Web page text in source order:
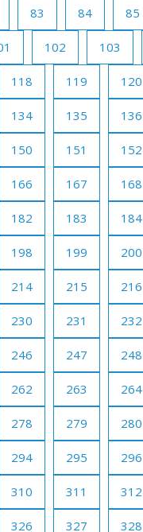
83 84 85
102 103
118 119 120
134 135 136
150 151 152
166 167 168
182 183 184
198 199 200
214 215 216
230 231 232
246 247 248
262 263 264
278 279 280
294 295 296
310 311 312
326 327 328